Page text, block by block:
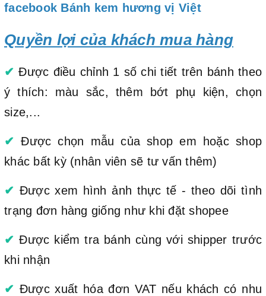
facebook Bánh kem hương vị Việt
Quyền lợi của khách mua hàng
✔ Được điều chỉnh 1 số chi tiết trên bánh theo
ý thích: màu sắc, thêm bớt phụ kiện, chọn
size,...
✔ Được chọn mẫu của shop em hoặc shop
khác bất kỳ (nhân viên sẽ tư vấn thêm)
✔ Được xem hình ảnh thực tế - theo dõi tình
trạng đơn hàng giống như khi đặt shopee
✔ Được kiểm tra bánh cùng với shipper trước
khi nhận
✔ Được xuất hóa đơn VAT nếu khách có nhu